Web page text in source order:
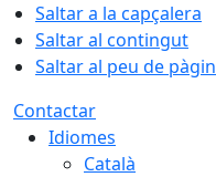
Saltar a la capçalera
Saltar al contingut
Saltar al peu de
Contactar
Idiomes
Català